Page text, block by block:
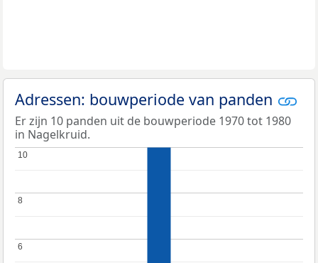
Adressen: bouwperiode van panden
Er zijn 10 panden uit de bouwperiode 1970 tot 1980
in Nagelkruid.
6
6
8
8
10
10